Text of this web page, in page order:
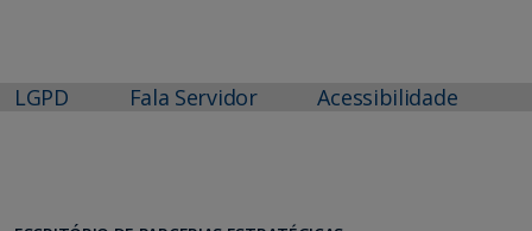
LGPD Fala Servidor Acessibilidade